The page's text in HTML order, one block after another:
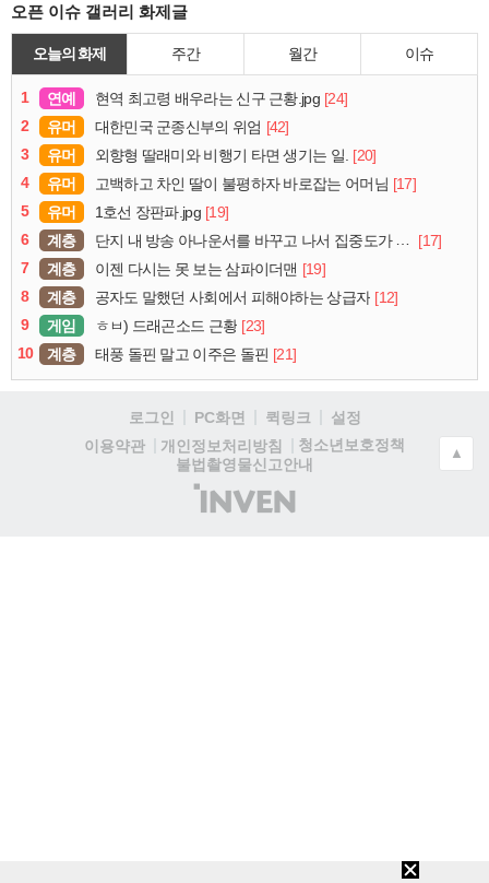
오픈 이슈 갤러리 화제글
오늘의 화제 주간 월간 이슈
1 연예 현역 최고령 배우라는 신구 근황.jpg [24]
2
유머 대한민국 군종신부의 위엄 [42]
3
유머 외향형 딸래미와 비행기 타면 생기는 일. [20]
4
유머 고백하고 차인 딸이 불평하자 바로잡는 어머님 [17]
5
유머 1호선 장판파.jpg [19]
6
계층 단지 내 방송 아나운서를 바꾸고 나서 집중도가 확 올라갔다는 한 아파트의 안내방송
[17]
7
계층 이젠 다시는 못 보는 삼파이더맨 [19]
8
계층 공자도 말했던 사회에서 피해야하는 상급자 [12]
9
게임 ㅎㅂ) 드래곤소드 근황 [23]
10
계층 태풍 돌핀 말고 이주은 돌핀 [21]
로그인 PC화면 퀵링크
설정
이용약관
개인정보처리방침
청소년보호정책
불법촬영물신고안내
(주)
인
▲